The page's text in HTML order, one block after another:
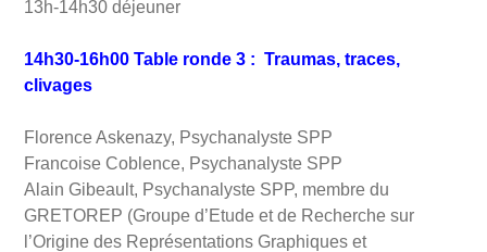
13h-14h30 déjeuner
14h30-16h00 Table ronde 3 : Traumas, traces,
clivages
Florence Askenazy, Psychanalyste SPP
Francoise Coblence, Psychanalyste SPP
Alain Gibeault, Psychanalyste SPP, membre du
GRETOREP (Groupe d’Etude et de Recherche sur
l’Origine des Représentations Graphiques et